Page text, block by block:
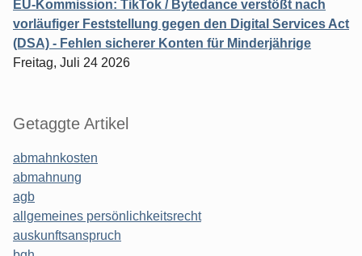
EU-Kommission: TikTok / Bytedance verstößt nach
vorläufiger Feststellung gegen den Digital Services Act
(DSA) - Fehlen sicherer Konten für Minderjährige
Freitag, Juli 24 2026
Getaggte Artikel
abmahnkosten
abmahnung
agb
allgemeines persönlichkeitsrecht
auskunftsanspruch